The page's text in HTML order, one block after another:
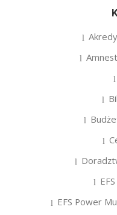
EFS Power